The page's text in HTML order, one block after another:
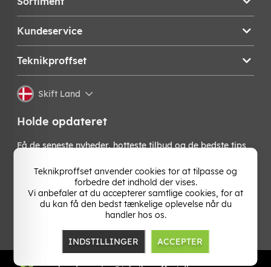
Kundeservice
Teknikproffset
Skift Land
Holde opdateret
Få de seneste nyheder, hotteste tilbud og de bedste tips
nyhedsbrev!
OK
Teknikproffset anvender cookies tor at tilpasse og
forbedre det indhold der vises.
Vi anbefaler at du accepterer samtlige cookies, for at
du kan få den bedst tænkelige oplevelse når du
handler hos os.
INDSTILLINGER ACCEPTER